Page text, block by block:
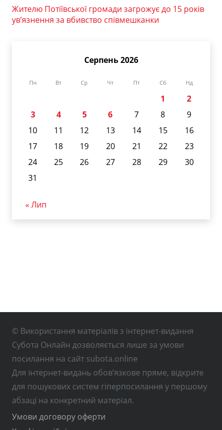
Жителю Потіївської громади загрожує до 15 років
ув’язнення за вбивство співмешканки
Серпень 2026
Пн Вт Ср Чт Пт Сб Нд
1
2
3
4 5 6 7 8
9
10
11 12 13 14 15
16
17
18 19 20 21 22
23
24
25 26 27 28 29
30
31
« Лип
© Використання матеріалів з інтернет-видання
Субота Онлайн дозволяється лише за умови
посилання на сайт subota.online
Для інтернет-видань обов’язкове пряме, відкрите
для пошукових систем гіперпосилання у першому
абзаці на конкретний матеріал.
Умови договору оферти